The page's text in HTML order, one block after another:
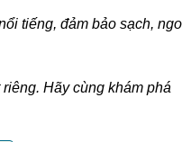
tiếng, đảm bảo sạch,
Hãy cùng khám phá